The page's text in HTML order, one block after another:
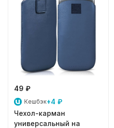
49 ₽
Кешбэк+4 ₽
Чехол-карман
универсальный на